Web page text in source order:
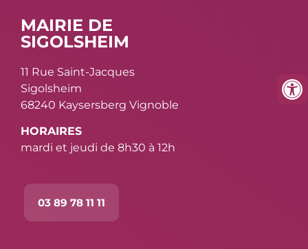
MAIRIE DE
SIGOLSHEIM
11 Rue Saint-Jacques
Sigolsheim
68240 Kaysersberg Vignoble
HORAIRES
mardi et jeudi de 8h30 à 12h
03 89 78 11 11